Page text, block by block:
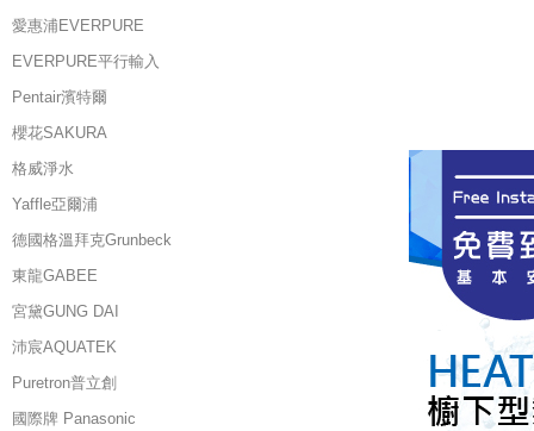
愛惠浦EVERPURE
EVERPURE平行輸入
Pentair濱特爾
櫻花SAKURA
格威淨水
Yaffle亞爾浦
德國格溫拜克Grunbeck
東龍GABEE
宮黛GUNG DAI
沛宸AQUATEK
Puretron普立創
國際牌 Panasonic